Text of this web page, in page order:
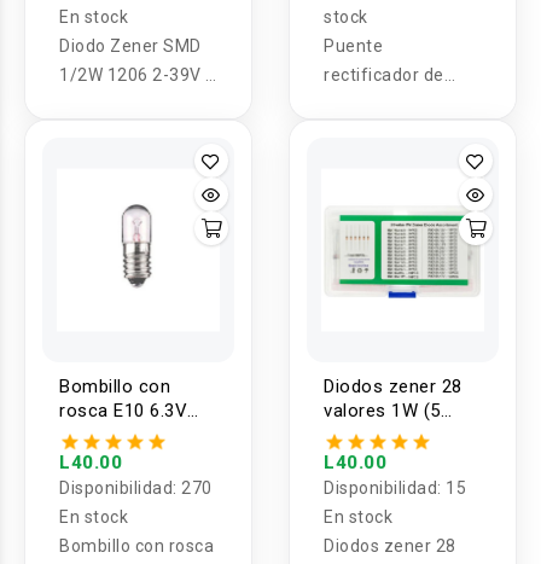
En stock
Diodo Zener SMD
1/2W 1206 2-39V 1
stock
Puente
rectificador de
Bombillo con
rosca E10 6.3V
0.15A Y 12V 3W
L40.00
Disponibilidad: 270
En stock
Bombillo con rosca
Diodos zener 28
valores 1W (5
UNIDADES)
L40.00
Disponibilidad: 15
En stock
Diodos zener 28